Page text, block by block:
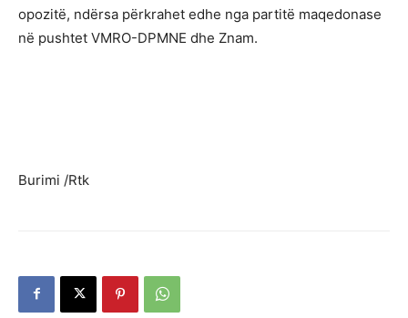
opozitë, ndërsa përkrahet edhe nga partitë maqedonase
në pushtet VMRO-DPMNE dhe Znam.
Burimi /Rtk